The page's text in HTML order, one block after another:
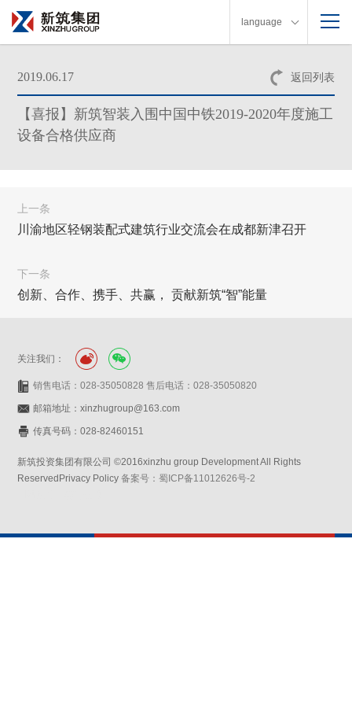
language
返回列表
2019.06.17
【喜报】新筑智装入围中国中铁2019-2020年度施工
设备合格供应商
上一条
川渝地区轻钢装配式建筑行业交流会在成都新津召开
下一条
创新、合作、携手、共赢， 贡献新筑“智”能量
关注我们：
销售电话：028-35050828 售后电话：028-35050820
邮箱地址：xinzhugroup@163.com
传真号码：028-82460151
新筑投资集团有限公司 ©2016xinzhu group Development All Rights
ReservedPrivacy Policy备案号：蜀ICP备11012626号-2